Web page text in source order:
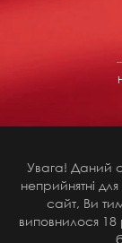
Увага! Даний
неприйнятні
сайт, Ви
виповнилося